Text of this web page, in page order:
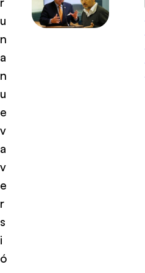
u
n
a
n
u
e
v
a
v
e
r
s
i
ó